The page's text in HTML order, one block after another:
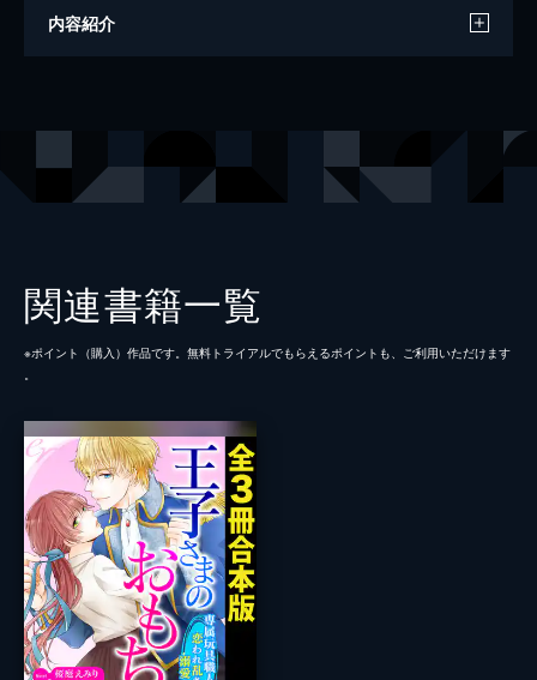
著者
内容紹介
関連書籍一覧
※ポイント（購⼊）作品です。無料トライアルでもらえるポイントも、ご利⽤いただけます